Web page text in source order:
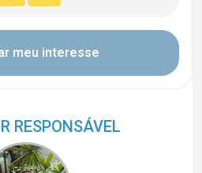
meu interesse
RESPONSÁVEL